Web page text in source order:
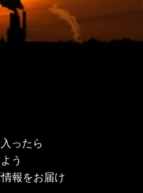
ったら
う
報をお届け